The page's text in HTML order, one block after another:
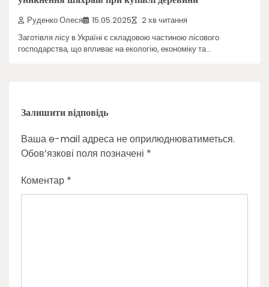
Руденко Олеся 15.05.2025 2 хв читання
Заготівля лісу в Україні є складовою частиною лісового
господарства, що впливає на екологію, економіку та…
Залишити відповідь
Ваша e-mail адреса не оприлюднюватиметься.
Обов’язкові поля позначені *
Коментар *